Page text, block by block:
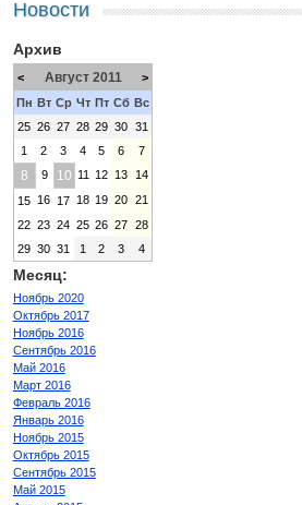
Новости
Архив
< Август 2011
>
Пн Вт Ср Чт Пт Сб Вс
25 26 27 28 29 30 31
1
2 3 4 5 6 7
8 9 10 11 12 13
14
15 16 17 18 19 20 21
22 23 24 25 26 27 28
29 30 31 1 2 3 4
Месяц:
Ноябрь 2020
Октябрь 2017
Ноябрь 2016
Сентябрь 2016
Май 2016
Март 2016
Февраль 2016
Январь 2016
Ноябрь 2015
Октябрь 2015
Сентябрь 2015
Май 2015